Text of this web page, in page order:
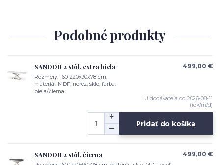
Podobné produkty
SANDOR 2 stôl, extra biela
Rozmery: 160-220x90x78 cm,
materiál: MDF, nerez, sklo, farba:
biela/čierna.
499,00 €
U dodávateľa od 2026-08-11
(rok/m/d)
Pridať do košíka
SANDOR 2 stôl, čierna 499,00 €